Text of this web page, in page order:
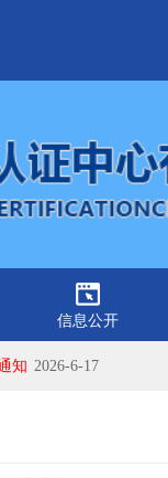
信息公开
2026-6-17